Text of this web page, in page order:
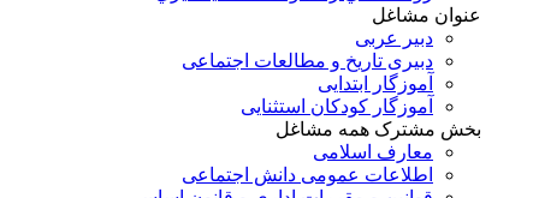
عنوان مشاغل
دبير عربی
دبیری تاریخ و مطالعات اجتماعی
آموزگار ابتدایی
آموزگار کودکان استثنایی
بخش مشترک همه مشاغل
معارف اسلامی
اطلاعات عمومی دانش اجتماعی